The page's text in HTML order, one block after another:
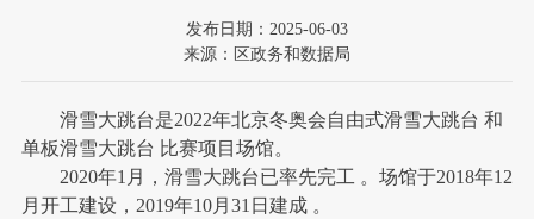
发布日期：2025-06-03
来源：区政务和数据局
滑雪大跳台是2022年北京冬奥会自由式滑雪大跳台 和
单板滑雪大跳台 比赛项目场馆。
2020年1月，滑雪大跳台已率先完工 。场馆于2018年12
月开工建设，2019年10月31日建成 。